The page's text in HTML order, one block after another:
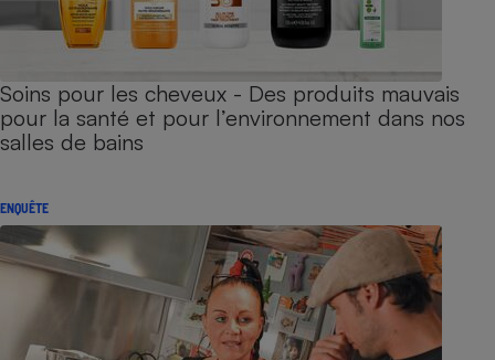
Soins pour les cheveux - Des produits mauvais
pour la santé et pour l’environnement dans nos
salles de bains
ENQUÊTE